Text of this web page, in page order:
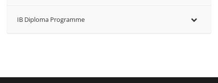
IB Diploma Programme